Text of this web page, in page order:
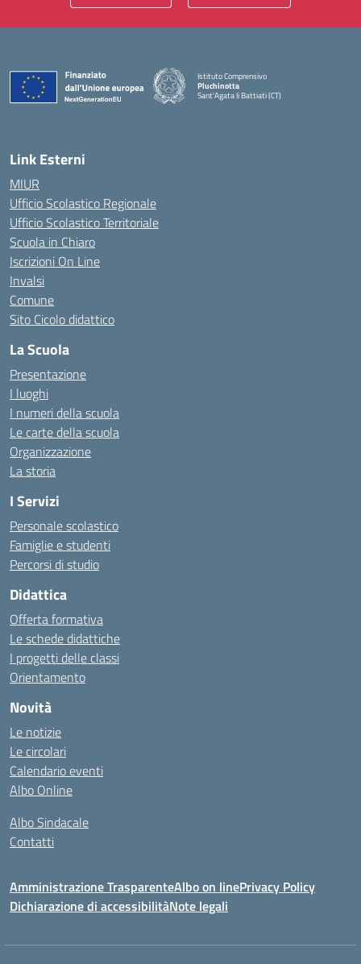
Istituto Comprensivo
Pluchinotta
Sant'Agata li Battiati (CT)
— Visita la pagina iniziale della scuola
Link Esterni
MIUR
Ufficio Scolastico Regionale
Ufficio Scolastico Territoriale
Scuola in Chiaro
Iscrizioni On Line
Invalsi
Comune
Sito Cicolo didattico
La Scuola
Presentazione
I luoghi
I numeri della scuola
Le carte della scuola
Organizzazione
La storia
I Servizi
Personale scolastico
Famiglie e studenti
Percorsi di studio
Didattica
Offerta formativa
Le schede didattiche
I progetti delle classi
Orientamento
Novità
Le notizie
Le circolari
Calendario eventi
Albo Online
Albo Sindacale
Contatti
Amministrazione TrasparenteAlbo on linePrivacy Policy
Dichiarazione di accessibilitàNote legali